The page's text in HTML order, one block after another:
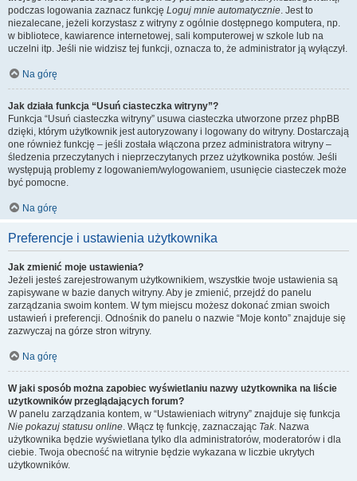
podczas logowania zaznacz funkcję Loguj mnie automatycznie. Jest to
niezalecane, jeżeli korzystasz z witryny z ogólnie dostępnego komputera, np.
w bibliotece, kawiarence internetowej, sali komputerowej w szkole lub na
uczelni itp. Jeśli nie widzisz tej funkcji, oznacza to, że administrator ją wyłączył.
Na górę
Jak działa funkcja “Usuń ciasteczka witryny”?
Funkcja “Usuń ciasteczka witryny” usuwa ciasteczka utworzone przez phpBB
dzięki, którym użytkownik jest autoryzowany i logowany do witryny. Dostarczają
one również funkcję – jeśli została włączona przez administratora witryny –
śledzenia przeczytanych i nieprzeczytanych przez użytkownika postów. Jeśli
występują problemy z logowaniem/wylogowaniem, usunięcie ciasteczek może
być pomocne.
Na górę
Preferencje i ustawienia użytkownika
Jak zmienić moje ustawienia?
Jeżeli jesteś zarejestrowanym użytkownikiem, wszystkie twoje ustawienia są
zapisywane w bazie danych witryny. Aby je zmienić, przejdź do panelu
zarządzania swoim kontem. W tym miejscu możesz dokonać zmian swoich
ustawień i preferencji. Odnośnik do panelu o nazwie “Moje konto” znajduje się
zazwyczaj na górze stron witryny.
Na górę
W jaki sposób można zapobiec wyświetlaniu nazwy użytkownika na liście
użytkowników przeglądających forum?
W panelu zarządzania kontem, w “Ustawieniach witryny” znajduje się funkcja
Nie pokazuj statusu online. Włącz tę funkcję, zaznaczając Tak. Nazwa
użytkownika będzie wyświetlana tylko dla administratorów, moderatorów i dla
ciebie. Twoja obecność na witrynie będzie wykazana w liczbie ukrytych
użytkowników.